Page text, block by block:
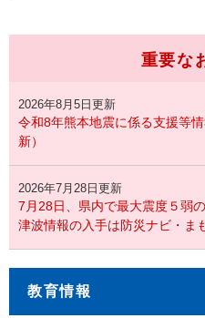
重要な
2026年8月5日更新
令和8年熊本地震に係る支援等
新）
2026年7月28日更新
7月28日、県内で最大震度５弱
津波情報の入手は防災ナビ・ま
教育情報